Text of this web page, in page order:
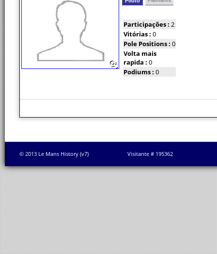
Participações : 2
Vitórias : 0
Pole Positions : 0
Volta mais
rapida : 0
Podiums : 0
© 2013 Le Mans History (v7) Visitante # 195362